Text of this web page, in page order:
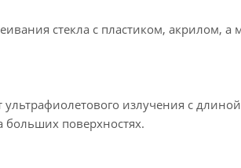
стекла с пластиком, акрилом, а
ультрафиолетового излучения с
больших поверхностях.